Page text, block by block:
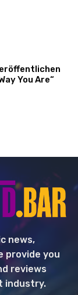
You Are“
news,
provide you
reviews
industry.